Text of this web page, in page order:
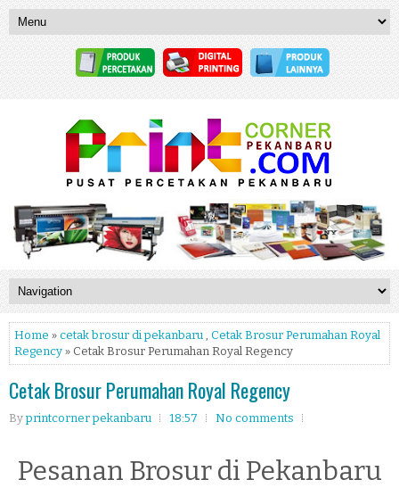
Home » cetak brosur di pekanbaru
Cetak Brosur Perumahan Royal
Regency » Cetak Brosur Perumahan Royal Regency
Cetak Brosur Perumahan Royal Regency
Byprintcorner pekanbaru 18:57 No comments
Pesanan Brosur di Pekanbaru